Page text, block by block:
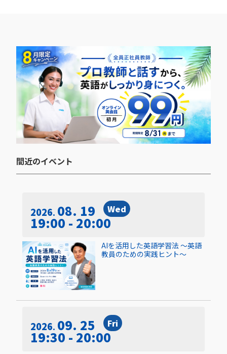
間近のイベント​
2026 08. 19 Wed
19:00 - 20:00
AIを活用した英語学習法 〜英語
教員のための実践ヒント〜
2026 09. 25 Fri
19:30 - 20:00